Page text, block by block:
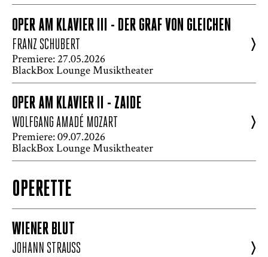
OPER AM KLAVIER III - DER GRAF VON GLEICHEN
FRANZ SCHUBERT
Premiere: 27.05.2026
BlackBox Lounge Musiktheater
>
OPER AM KLAVIER II - ZAIDE
WOLFGANG AMADÉ MOZART
Premiere: 09.07.2026
BlackBox Lounge Musiktheater
>
OPERETTE
WIENER BLUT
JOHANN STRAUSS
>